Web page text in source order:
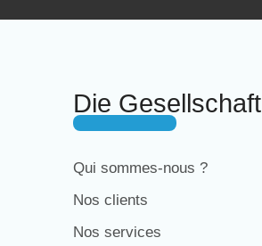
Die Gesellschaft
Qui sommes-nous ?
Nos clients
Nos services